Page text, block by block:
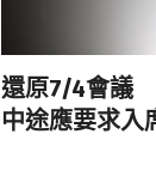
還原7/4會議
中途應要求入